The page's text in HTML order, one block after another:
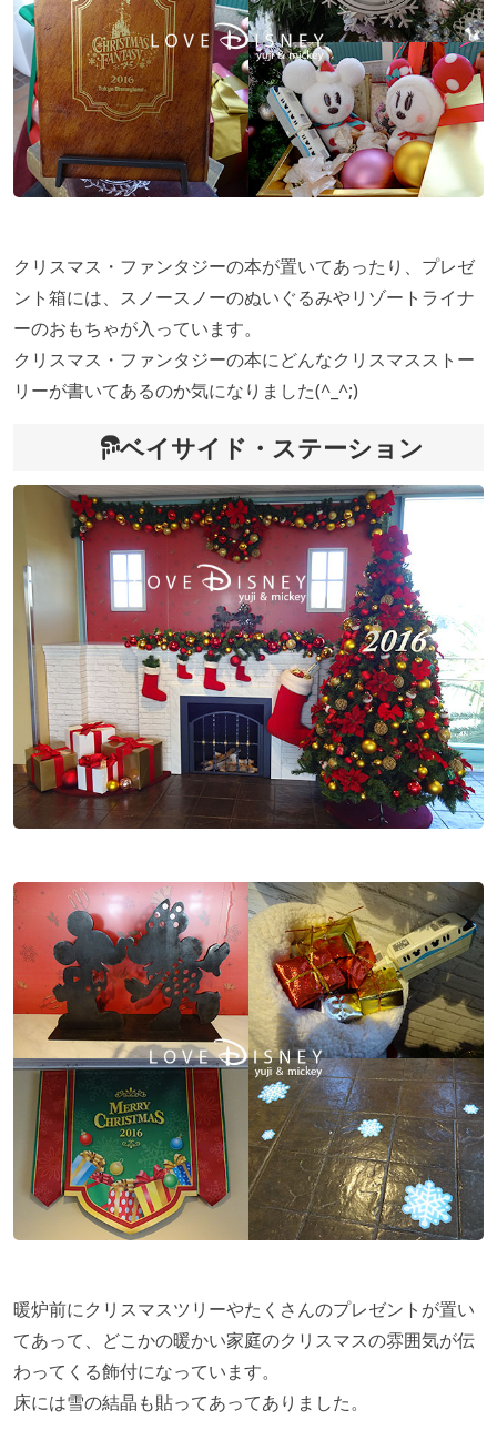
クリスマス・ファンタジーの本が置いてあったり、プレゼ
ント箱には、スノースノーのぬいぐるみやリゾートライナ
ーのおもちゃが入っています。
クリスマス・ファンタジーの本にどんなクリスマスストー
リーが書いてあるのか気になりました(^_^;)
ベイサイド・ステーション
暖炉前にクリスマスツリーやたくさんのプレゼントが置い
てあって、どこかの暖かい家庭のクリスマスの雰囲気が伝
わってくる飾付になっています。
床には雪の結晶も貼ってあってありました。